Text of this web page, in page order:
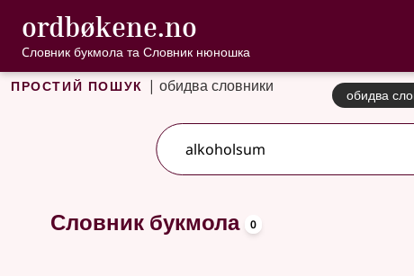
Перейти до основного вмісту
Доступність
ordbøkene.no , Cловник
Cловник букмола та Словник нюношка
Простий пошук |обидва словники обидва
Словник букмола 0